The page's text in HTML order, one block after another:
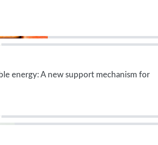
energy: A new support mechanism for